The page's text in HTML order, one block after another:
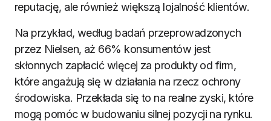
reputację, ale również większą lojalność klientów.
Na przykład, według badań przeprowadzonych
przez Nielsen, aż 66% konsumentów jest
skłonnych zapłacić więcej za produkty od firm,
które angażują się w działania na rzecz ochrony
środowiska. Przekłada się to na realne zyski, które
mogą pomóc w budowaniu silnej pozycji na rynku.